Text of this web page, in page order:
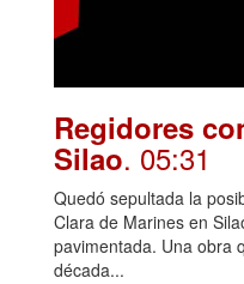
Regidores
Silao. 05:31
Quedó sepultada la
Clara de Marines en
pavimentada. Una obra
década...